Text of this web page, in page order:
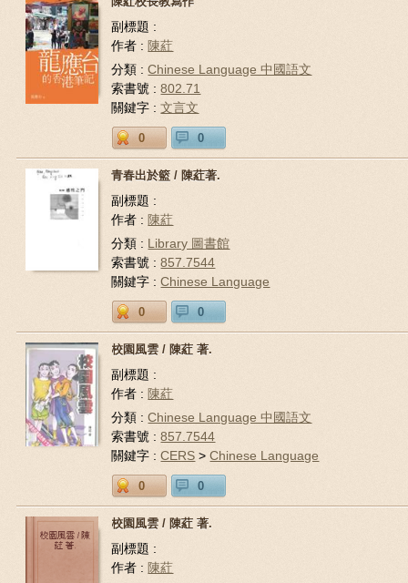
副標題 :
作者 : 陳葒
分類 :Chinese Language 中國語文
索書號 :802.71
關鍵字 :文言文
0 0
青春出於籃 / 陳葒著.
副標題 :
作者 : 陳葒
分類 : Library 圖書館
索書號 :857.7544
關鍵字 :Chinese Language
0 0
校園風雲 / 陳葒 著.
副標題 :
作者 : 陳葒
分類 :Chinese Language 中國語文
索書號 :857.7544
關鍵字 :CERS >Chinese Language
0 0
校園風雲 / 陳葒 著.
副標題 :
作者 : 陳葒